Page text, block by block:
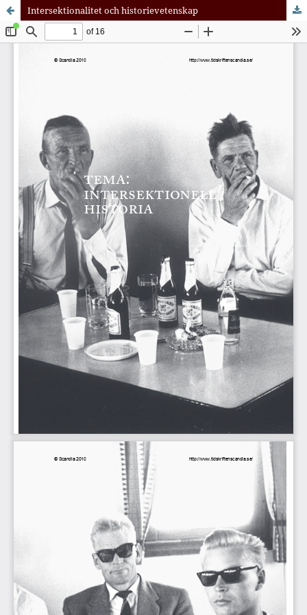
Intersektionalitet och historievetenskap